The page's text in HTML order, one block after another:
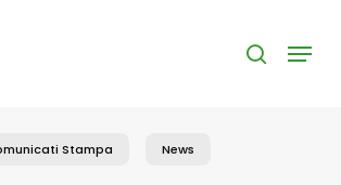
search
Menu
Stampa News